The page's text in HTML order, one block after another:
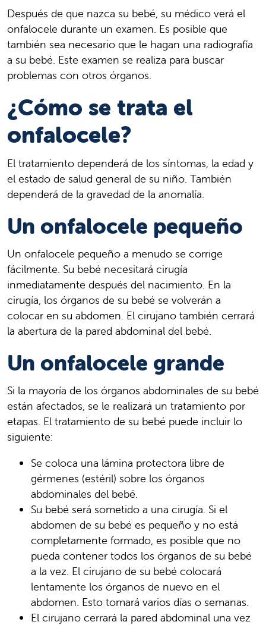
Después de que nazca su bebé, su médico verá el
onfalocele durante un examen. Es posible que
también sea necesario que le hagan una radiografía
a su bebé. Este examen se realiza para buscar
problemas con otros órganos.
¿Cómo se trata el
onfalocele?
El tratamiento dependerá de los síntomas, la edad y
el estado de salud general de su niño. También
dependerá de la gravedad de la anomalía.
Un onfalocele pequeño
Un onfalocele pequeño a menudo se corrige
fácilmente. Su bebé necesitará cirugía
inmediatamente después del nacimiento. En la
cirugía, los órganos de su bebé se volverán a
colocar en su abdomen. El cirujano también cerrará
la abertura de la pared abdominal del bebé.
Un onfalocele grande
Si la mayoría de los órganos abdominales de su bebé
están afectados, se le realizará un tratamiento por
etapas. El tratamiento de su bebé puede incluir lo
siguiente:
Se coloca una lámina protectora libre de
gérmenes (estéril) sobre los órganos
abdominales del bebé.
Su bebé será sometido a una cirugía. Si el
abdomen de su bebé es pequeño y no está
completamente formado, es posible que no
pueda contener todos los órganos de su bebé
a la vez. El cirujano de su bebé colocará
lentamente los órganos de nuevo en el
abdomen. Esto tomará varios días o semanas.
El cirujano cerrará la pared abdominal una vez